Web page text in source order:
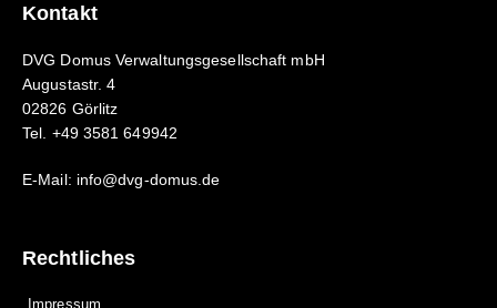
Kontakt
DVG Domus Verwaltungsgesellschaft mbH
Augustastr. 4
02826 Görlitz
Tel. +49 3581 649942
E-Mail: info@dvg-domus.de
Rechtliches
Impressum